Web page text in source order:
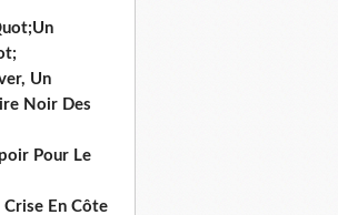
Un
Noir Des
Pour Le
En Côte